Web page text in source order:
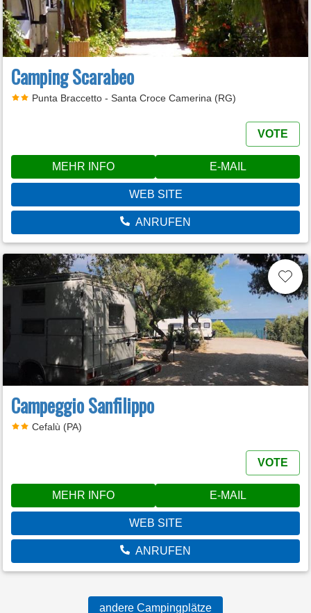
Camping Scarabeo
Punta Braccetto - Santa Croce Camerina (RG)
VOTE
MEHR INFO E-MAIL
WEB SITE
ANRUFEN
Campeggio Sanfilippo
Cefalù (PA)
VOTE
MEHR INFO E-MAIL
WEB SITE
ANRUFEN
andere Campingplätze